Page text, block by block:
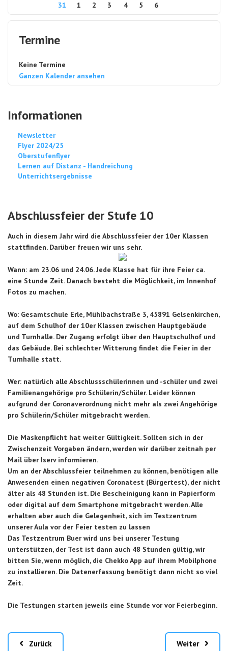
31
1 2 3 4 5 6
Termine
Keine Termine
Ganzen Kalender ansehen
Informationen
Newsletter
Flyer 2024/25
Oberstufenflyer
Lernen auf Distanz - Handreichung
Unterrichtsergebnisse
Abschlussfeier der Stufe 10
Auch in diesem Jahr wird die Abschlussfeier der 10er Klassen
stattfinden. Darüber freuen wir uns sehr.
Wann: am 23.06 und 24.06. Jede Klasse hat für ihre Feier ca.
eine Stunde Zeit. Danach besteht die Möglichkeit, im Innenhof
Fotos zu machen.
Wo: Gesamtschule Erle, Mühlbachstraße 3, 45891 Gelsenkirchen,
auf dem Schulhof der 10er Klassen zwischen Hauptgebäude
und Turnhalle. Der Zugang erfolgt über den Hauptschulhof und
das Gebäude. Bei schlechter Witterung findet die Feier in der
Turnhalle statt.
Wer: natürlich alle Abschlussschülerinnen und -schüler und zwei
Familienangehörige pro Schülerin/Schüler. Leider können
aufgrund der Coronaverordnung nicht mehr als zwei Angehörige
pro Schülerin/Schüler mitgebracht werden.
Die Maskenpflicht hat weiter Gültigkeit. Sollten sich in der
Zwischenzeit Vorgaben ändern, werden wir darüber zeitnah per
Mail über Iserv informieren.
Um an der Abschlussfeier teilnehmen zu können, benötigen alle
Anwesenden einen negativen Coronatest (Bürgertest), der nicht
älter als 48 Stunden ist. Die Bescheinigung kann in Papierform
oder digital auf dem Smartphone mitgebracht werden. Alle
erhalten aber auch die Gelegenheit, sich im Testzentrum
unserer Aula vor der Feier testen zu lassen
Das Testzentrum Buer wird uns bei unserer Testung
unterstützen, der Test ist dann auch 48 Stunden gültig, wir
bitten Sie, wenn möglich, die Chekko App auf ihrem Mobilphone
zu installieren. Die Datenerfassung benötigt dann nicht so viel
Zeit.
Die Testungen starten jeweils eine Stunde vor vor Feierbeginn.
Zurück Weiter